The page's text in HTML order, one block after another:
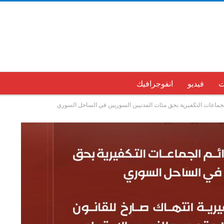
فيديو انفوجرافيك
التكفيرية بحق مئات المدنيين السوريين في الساحل السوري